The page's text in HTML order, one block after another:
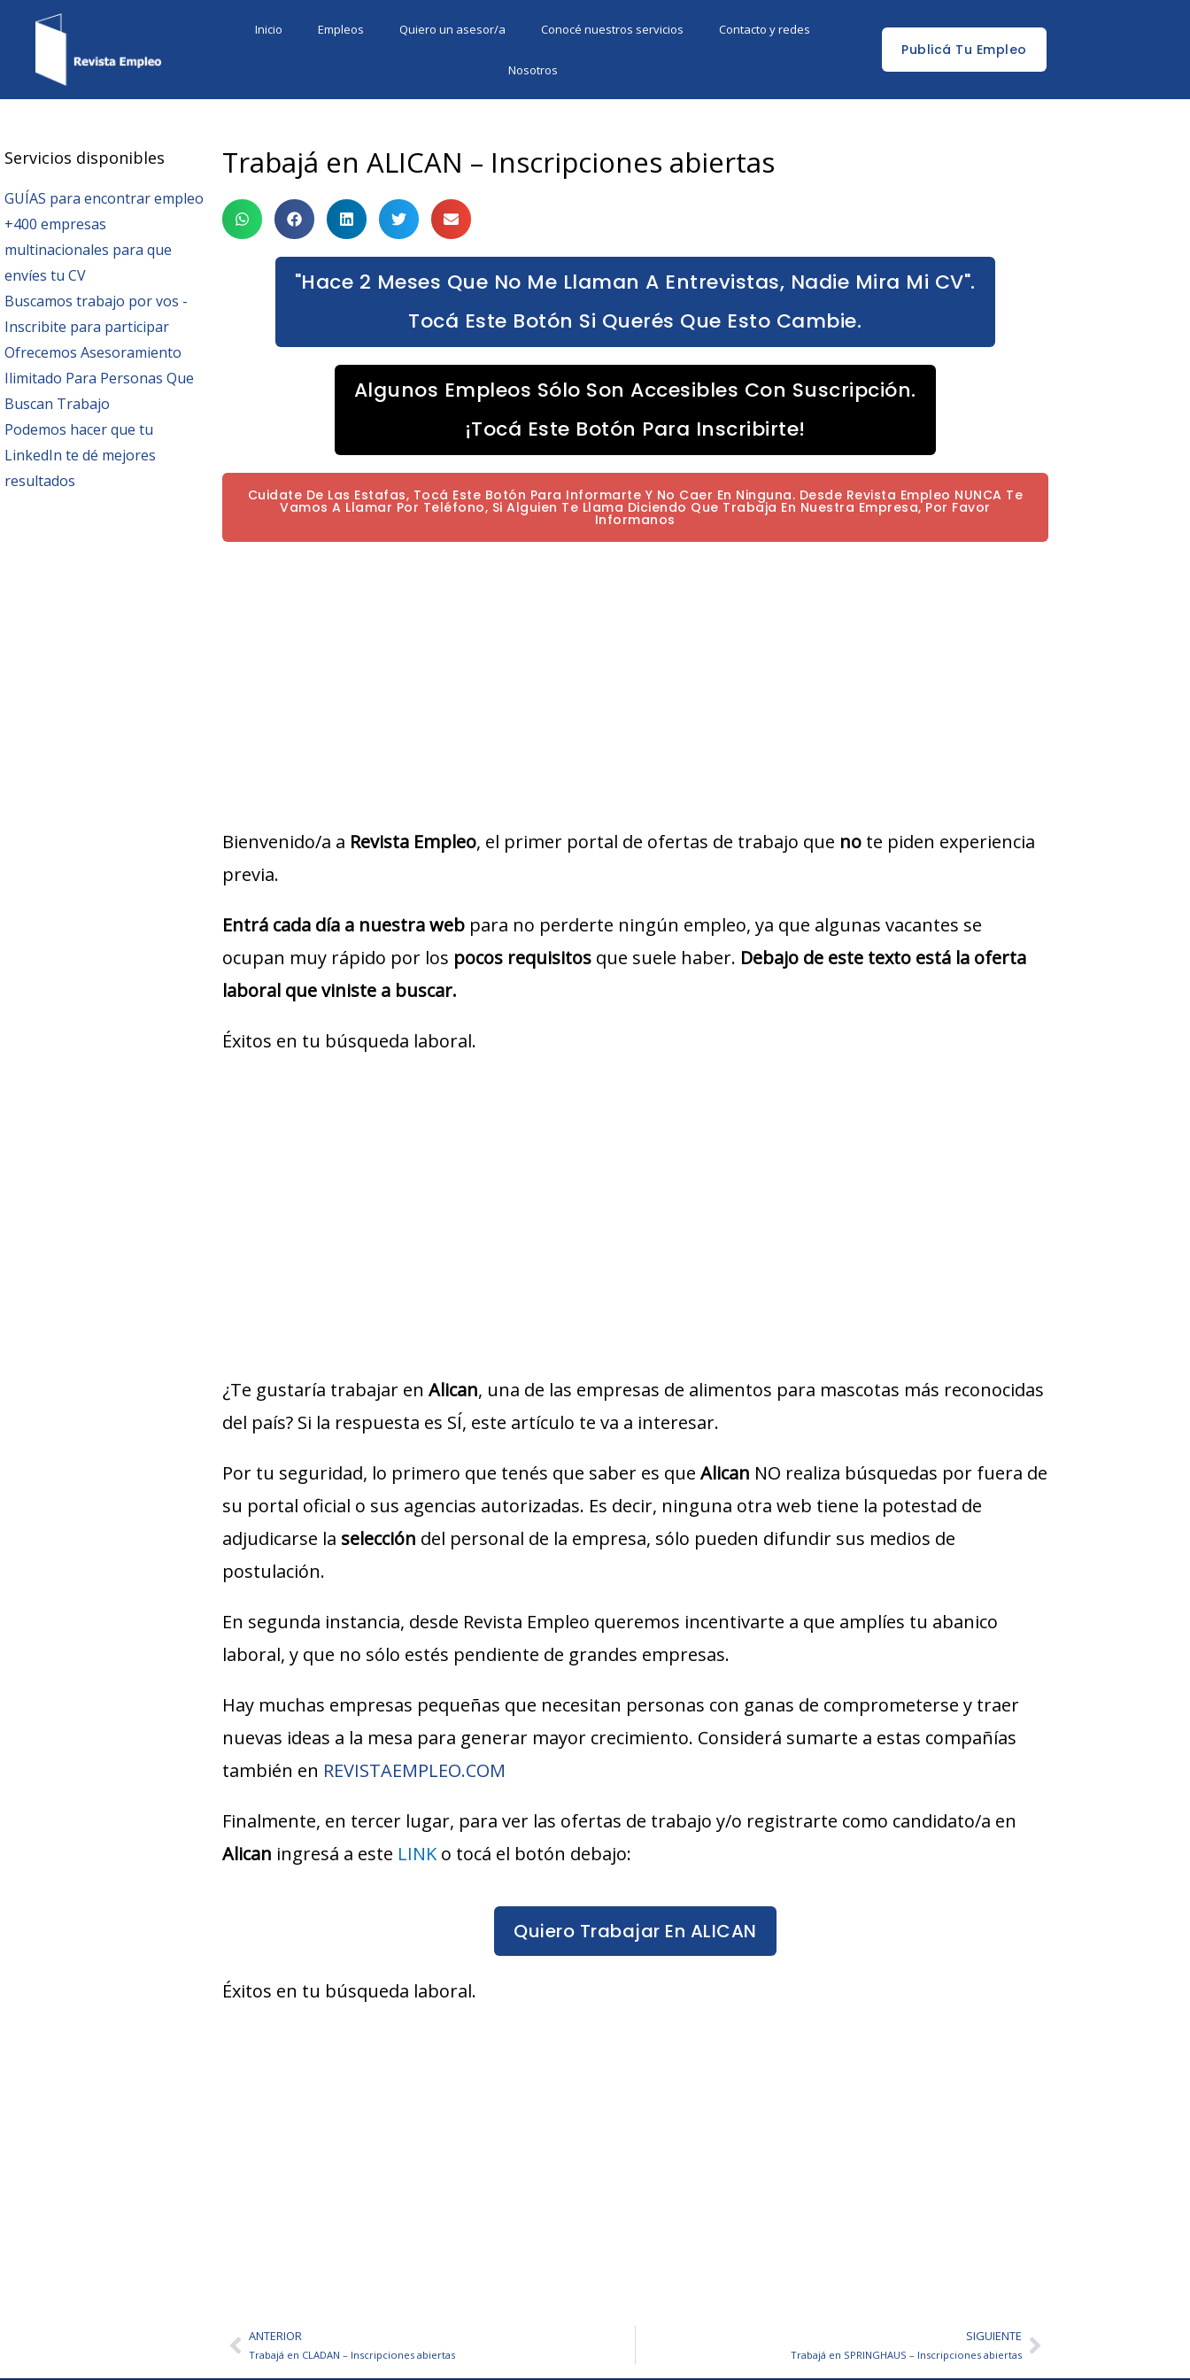
Inicio Empleos Quiero un asesor/a Conocé nuestros servicios Contacto y redes
Nosotros
Publicá Tu Empleo
Servicios disponibles
GUÍAS para encontrar empleo
+400 empresas
multinacionales para que
envíes tu CV
Buscamos trabajo por vos -
Inscribite para participar
Ofrecemos Asesoramiento
Ilimitado Para Personas Que
Buscan Trabajo
Podemos hacer que tu
LinkedIn te dé mejores
resultados
Trabajá en ALICAN – Inscripciones abiertas
"Hace 2 Meses Que No Me Llaman A Entrevistas, Nadie Mira Mi CV".
Tocá Este Botón Si Querés Que Esto Cambie.
Algunos Empleos Sólo Son Accesibles Con Suscripción.
¡Tocá Este Botón Para Inscribirte!
Cuidate De Las Estafas, Tocá Este Botón Para Informarte Y No Caer En Ninguna. Desde Revista Empleo NUNCA Te
Vamos A Llamar Por Teléfono, Si Alguien Te Llama Diciendo Que Trabaja En Nuestra Empresa, Por Favor
Informanos
Bienvenido/a a Revista Empleo, el primer portal de ofertas de trabajo que note piden experiencia
previa.
Entrá cada día a nuestra web para no perderte ningún empleo, ya que algunas vacantes se
ocupan muy rápido por los pocos requisitosque suele haber. Debajo de este texto está la oferta
laboral que viniste a buscar.
Éxitos en tu búsqueda laboral.
¿Te gustaría trabajar en Alican, una de las empresas de alimentos para mascotas más reconocidas
del país? Si la respuesta es SÍ, este artículo te va a interesar.
Por tu seguridad, lo primero que tenés que saber es que Alican NO realiza búsquedas por fuera de
su portal oficial o sus agencias autorizadas. Es decir, ninguna otra web tiene la potestad de
adjudicarse la selección del personal de la empresa, sólo pueden difundir sus medios de
postulación.
En segunda instancia, desde Revista Empleo queremos incentivarte a que amplíes tu abanico
laboral, y que no sólo estés pendiente de grandes empresas.
Hay muchas empresas pequeñas que necesitan personas con ganas de comprometerse y traer
nuevas ideas a la mesa para generar mayor crecimiento. Considerá sumarte a estas compañías
también en REVISTAEMPLEO.COM
Finalmente, en tercer lugar, para ver las ofertas de trabajo y/o registrarte como candidato/a en
Alican ingresá a este LINKo tocá el botón debajo:
Quiero Trabajar En ALICAN
Éxitos en tu búsqueda laboral.
AntANTERIOR
Trabajá en CLADAN – Inscripciones abiertas
SIGUIENTE
Trabajá en SPRINGHAUS – Inscripciones abiertasSiguiente